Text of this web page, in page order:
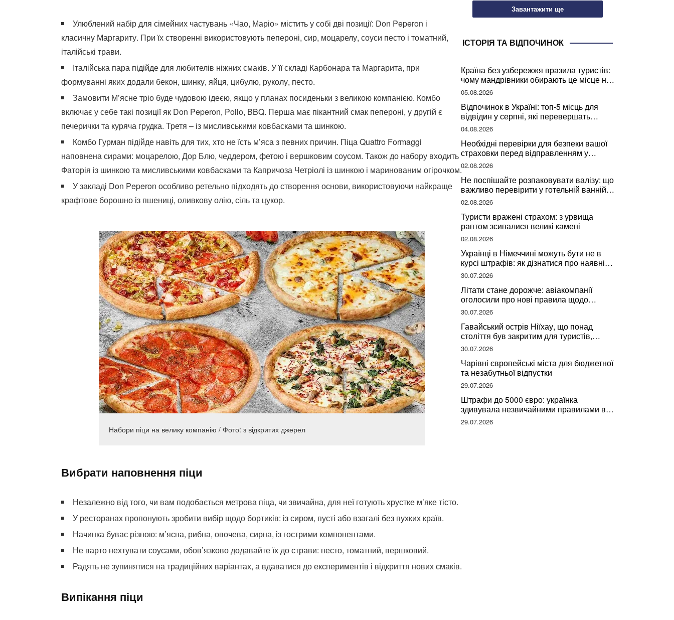
Улюблений набір для сімейних частувань «Чао, Маріо» містить у собі дві позиції: Don Peperon і
класичну Маргариту. При їх створенні використовують пепероні, сир, моцарелу, соуси песто і томатний,
італійські трави.
Італійська пара підійде для любителів ніжних смаків. У її складі Карбонара та Маргарита, при
формуванні яких додали бекон, шинку, яйця, цибулю, руколу, песто.
Замовити М’ясне тріо буде чудовою ідеєю, якщо у планах посиденьки з великою компанією. Комбо
включає у себе такі позиції як Don Peperon, Pollo, BBQ. Перша має пікантний смак пепероні, у другій є
печерички та куряча грудка. Третя – із мисливськими ковбасками та шинкою.
Комбо Гурман підійде навіть для тих, хто не їсть м’яса з певних причин. Піца Quattro Formaggi
наповнена сирами: моцарелою, Дор Блю, чеддером, фетою і вершковим соусом. Також до набору входить
Фаторія із шинкою та мисливськими ковбасками та Капричоза Четріолі із шинкою і маринованим огірочком.
У закладі Don Peperon особливо ретельно підходять до створення основи, використовуючи найкраще
крафтове борошно із пшениці, оливкову олію, сіль та цукор.
Набори піци на велику компанію / Фото: з відкритих джерел
Вибрати наповнення піци
Незалежно від того, чи вам подобається метрова піца, чи звичайна, для неї готують хрустке м’яке тісто.
У ресторанах пропонують зробити вибір щодо бортиків: із сиром, пусті або взагалі без пухких країв.
Начинка буває різною: м’ясна, рибна, овочева, сирна, із гострими компонентами.
Не варто нехтувати соусами, обов’язково додавайте їх до страви: песто, томатний, вершковий.
Радять не зупинятися на традиційних варіантах, а вдаватися до експериментів і відкриття нових смаків.
Випікання піци
Завантажити ще
ІСТОРІЯ ТА ВІДПОЧИНОК
Країна без узбережжя вразила туристів:
чому мандрівники обирають це місце на
відпочинок
05.08.2026
Відпочинок в Україні: топ-5 місць для
відвідин у серпні, які перевершать
закордонні враження
04.08.2026
Необхідні перевірки для безпеки вашої
страховки перед відправленням у
подорож
02.08.2026
Не поспішайте розпаковувати валізу: що
важливо перевірити у готельній ванній
за словами досвідченої мандрівниці
02.08.2026
Туристи вражені страхом: з урвища
раптом зсипалися великі камені
02.08.2026
Українці в Німеччині можуть бути не в
курсі штрафів: як дізнатися про наявні
борги
30.07.2026
Літати стане дорожче: авіакомпанії
оголосили про нові правила щодо
вибору місць
30.07.2026
Гавайський острів Ніїхау, що понад
століття був закритим для туристів,
починає приймати перших відвідувачів
30.07.2026
Чарівні європейські міста для бюджетної
та незабутньої відпустки
29.07.2026
Штрафи до 5000 євро: українка
здивувала незвичайними правилами в
Німеччині та поділилася правдою
29.07.2026